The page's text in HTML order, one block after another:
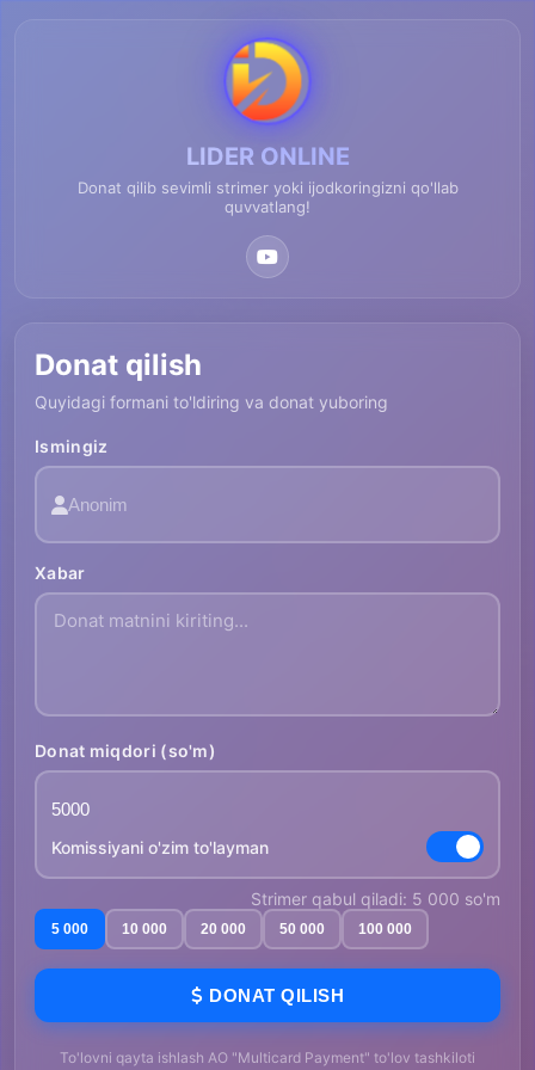
LIDER ONLINE
Donat qilib sevimli strimer yoki ijodkoringizni qo'llab
quvvatlang!
Donat qilish
Quyidagi formani to'ldiring va donat yuboring
Ismingiz
Xabar
Donat miqdori (so'm)
Komissiyani o'zim to'layman
Strimer qabul qiladi: 5 000 so'm
5 000 10 000 20 000 50 000 100 000
DONAT QILISH
To'lovni qayta ishlash AO "Multicard Payment" to'lov tashkiloti